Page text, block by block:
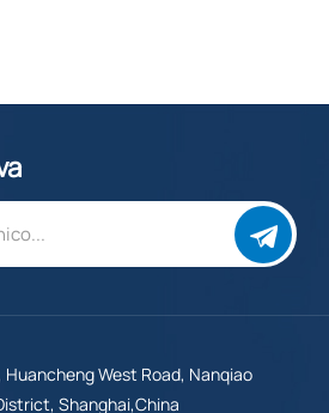
Huancheng West Road, Nanqiao
Shanghai,China